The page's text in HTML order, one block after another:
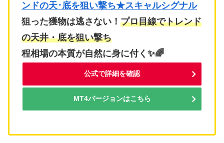
ンドの天･底を狙い撃ち★スキャルシグナル
狙った獲物は逃さない！ プロ目線でトレンド
の天井・底を狙い撃ち
程相場の本質が自然に身に付く✨🌈
公式で詳細を確認
MT4バージョンはこちら